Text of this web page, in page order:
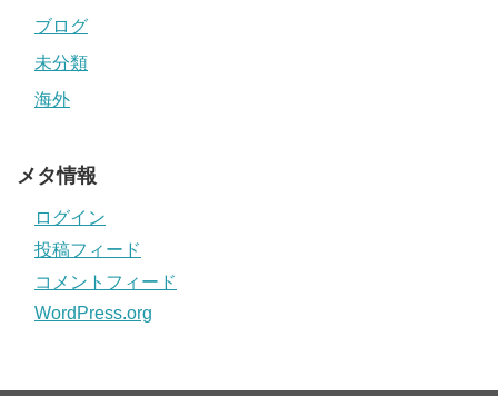
ブログ
未分類
海外
メタ情報
ログイン
投稿フィード
コメントフィード
WordPress.org